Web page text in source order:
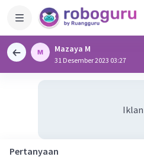
Mazaya M
31 Desember 2023 03:27
Iklan
Pertanyaan